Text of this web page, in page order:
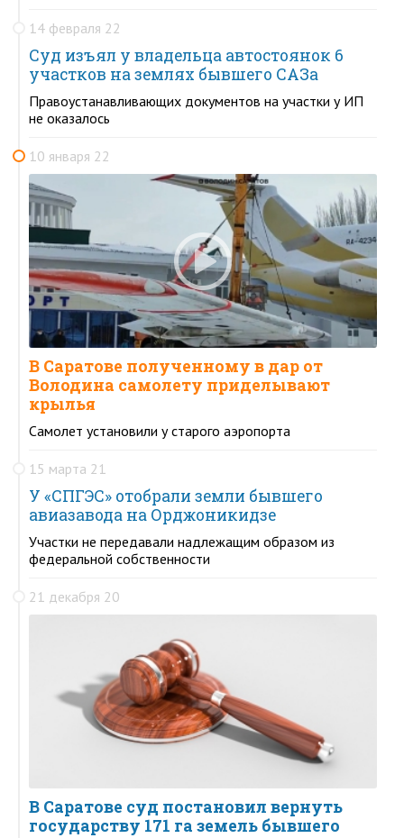
14 февраля 22
Суд изъял у владельца автостоянок 6
участков на землях бывшего САЗа
Правоустанавливающих документов на участки у ИП
не оказалось
10 января 22
В Саратове полученному в дар от
Володина самолету приделывают
крылья
Самолет установили у старого аэропорта
15 марта 21
У «СПГЭС» отобрали земли бывшего
авиазавода на Орджоникидзе
Участки не передавали надлежащим образом из
федеральной собственности
21 декабря 20
В Саратове суд постановил вернуть
государству 171 га земель бывшего